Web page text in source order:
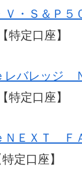
Ｖ・Ｓ＆Ｐ５
定口座】
レバレッジ
定口座】
ＮＥＸＴ Ｆ
定口座】